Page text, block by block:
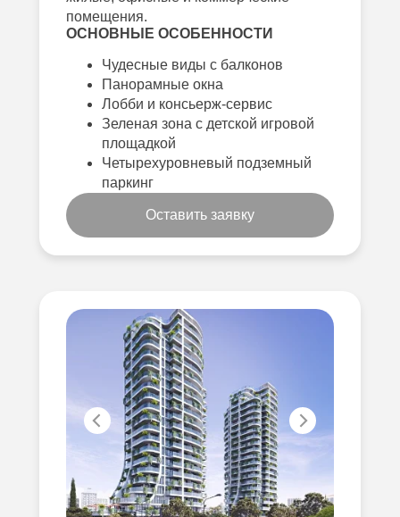
помещения.
ОСНОВНЫЕ ОСОБЕННОСТИ
Чудесные виды с балконов
Панорамные окна
Лобби и консьерж-сервис
Зеленая зона с детской игровой
площадкой
Четырехуровневый подземный
паркинг
Оставить заявку